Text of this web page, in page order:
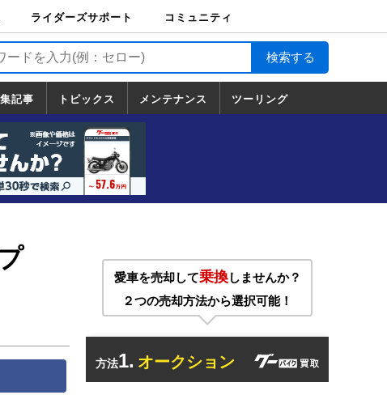
ライダーズサポート
ライダーズサポート
TOP
バイク輸送
バイクガレージライ
フ
バイク車両保険
ロードサービス
バイク試乗
コミュニティ
記事 トピックス
トピックス
一覧
ホンダ
ヤマハ
スズキ
カワサキ
ハーレーダ
ビッドソン
BMW
ドゥカティ
トライアン
フ
メンテナンス ツーリング
愛車を売却して乗換しませんか？
２つの売却方法から選択可能！
方法1. オークション